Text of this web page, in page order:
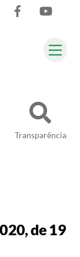
Transparência
de 19